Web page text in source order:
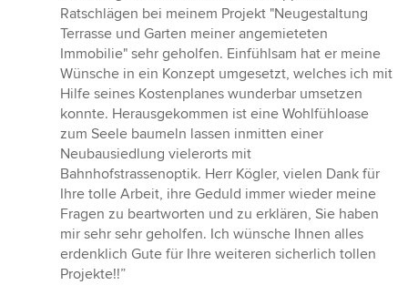
von
5
Sternen
Ratschlägen bei meinem Projekt "Neugestaltung
Terrasse und Garten meiner angemieteten
Immobilie" sehr geholfen. Einfühlsam hat er meine
Wünsche in ein Konzept umgesetzt, welches ich mit
Hilfe seines Kostenplanes wunderbar umsetzen
konnte. Herausgekommen ist eine Wohlfühloase
zum Seele baumeln lassen inmitten einer
Neubausiedlung vielerorts mit
Bahnhofstrassenoptik. Herr Kögler, vielen Dank für
Ihre tolle Arbeit, ihre Geduld immer wieder meine
Fragen zu beartworten und zu erklären, Sie haben
mir sehr sehr geholfen. Ich wünsche Ihnen alles
erdenklich Gute für Ihre weiteren sicherlich tollen
Projekte!!”